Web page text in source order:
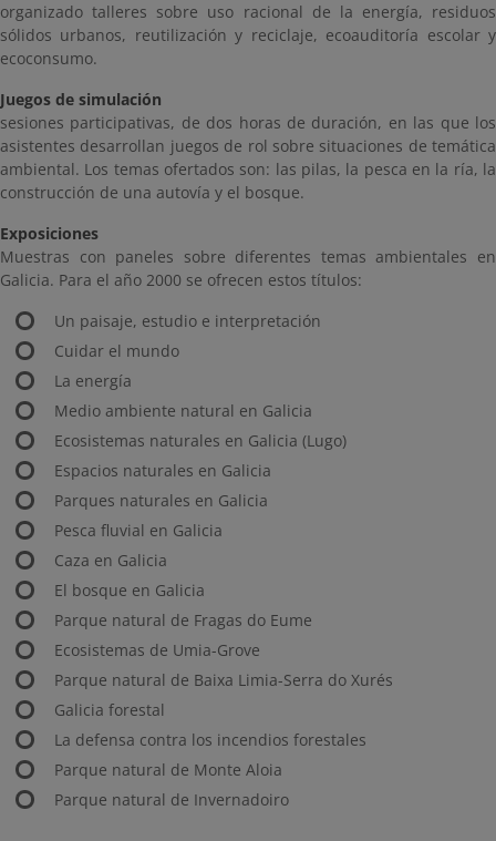
organizado talleres sobre uso racional de la energía, residuos
sólidos urbanos, reutilización y reciclaje, ecoauditoría escolar y
ecoconsumo.
Juegos de simulación
sesiones participativas, de dos horas de duración, en las que los
asistentes desarrollan juegos de rol sobre situaciones de temática
ambiental. Los temas ofertados son: las pilas, la pesca en la ría, la
construcción de una autovía y el bosque.
Exposiciones
Muestras con paneles sobre diferentes temas ambientales en
Galicia. Para el año 2000 se ofrecen estos títulos:
Un paisaje, estudio e interpretación
Cuidar el mundo
La energía
Medio ambiente natural en Galicia
Ecosistemas naturales en Galicia (Lugo)
Espacios naturales en Galicia
Parques naturales en Galicia
Pesca fluvial en Galicia
Caza en Galicia
El bosque en Galicia
Parque natural de Fragas do Eume
Ecosistemas de Umia-Grove
Parque natural de Baixa Limia-Serra do Xurés
Galicia forestal
La defensa contra los incendios forestales
Parque natural de Monte Aloia
Parque natural de Invernadoiro